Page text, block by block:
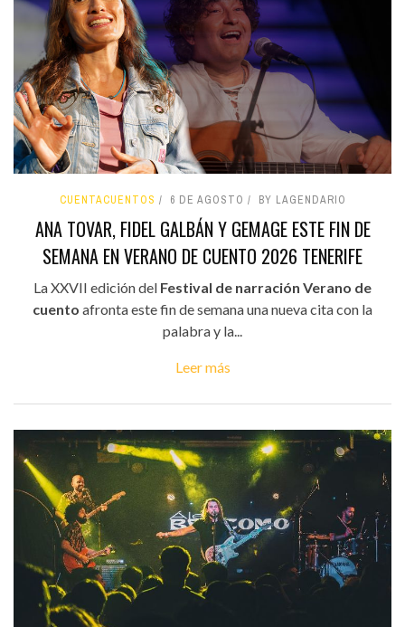
CUENTACUENTOS 6 DE AGOSTO BY LAGENDARIO
ANA TOVAR, FIDEL GALBÁN Y GEMAGE ESTE FIN DE
SEMANA EN VERANO DE CUENTO 2026 TENERIFE
La XXVII edición del Festival de narración Verano de
cuento afronta este fin de semana una nueva cita con la
palabra y la...
Leer más